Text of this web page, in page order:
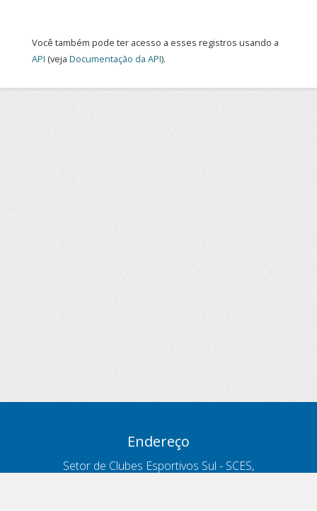
Você também pode ter acesso a esses registros usando a
API (veja Documentação da API).
Endereço
Setor de Clubes Esportivos Sul - SCES,